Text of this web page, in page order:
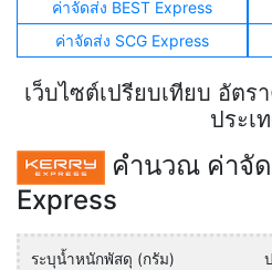
ค่าจัดส่ง BEST Express
ค่าจัดส่ง SCG Express
เว็บไซต์เปรียบเทียบ อัต
ประเ
คำนวณ ค่าจัด
Express
ระบุน้ำหนักพัสดุ (กรัม)